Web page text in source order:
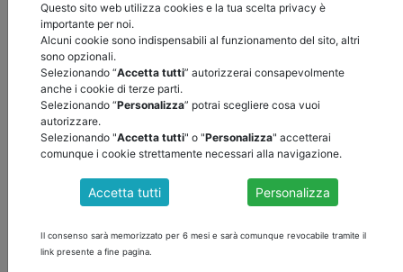
home eventi/torna indietro
EVENTI
Questo sito web utilizza cookies e la tua scelta privacy è
importante per noi.
Alcuni cookie sono indispensabili al funzionamento del sito, altri
sono opzionali.
Selezionando “Accetta tutti” autorizzerai consapevolmente
anche i cookie di terze parti.
Selezionando “Personalizza” potrai scegliere cosa vuoi
autorizzare.
Selezionando "Accetta tutti" o "Personalizza" accetterai
comunque i cookie strettamente necessari alla navigazione.
Accetta tutti Personalizza
Il consenso sarà memorizzato per 6 mesi e sarà comunque revocabile tramite il
link presente a fine pagina.